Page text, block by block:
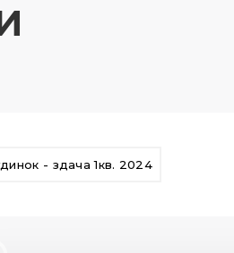
- здача 1кв. 2024